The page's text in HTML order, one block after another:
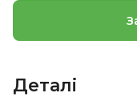
Деталі